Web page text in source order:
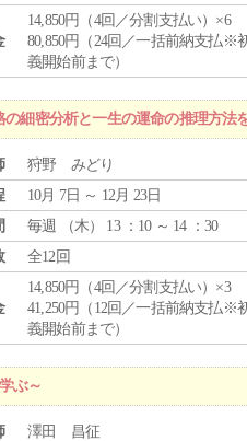
14,850円（4回／分割支払い）×6
80,850円（24回／一括前納支払※
義開始前まで）
細密分析と一生の運命の推理方法
狩野 みどり
10月 7日 ～ 12月 23日
毎週 （木） 13 ：10 ～ 14 ：30
全12回
14,850円（4回／分割支払い）×3
41,250円（12回／一括前納支払※
義開始前まで）
ぶ～
澤田 昌征